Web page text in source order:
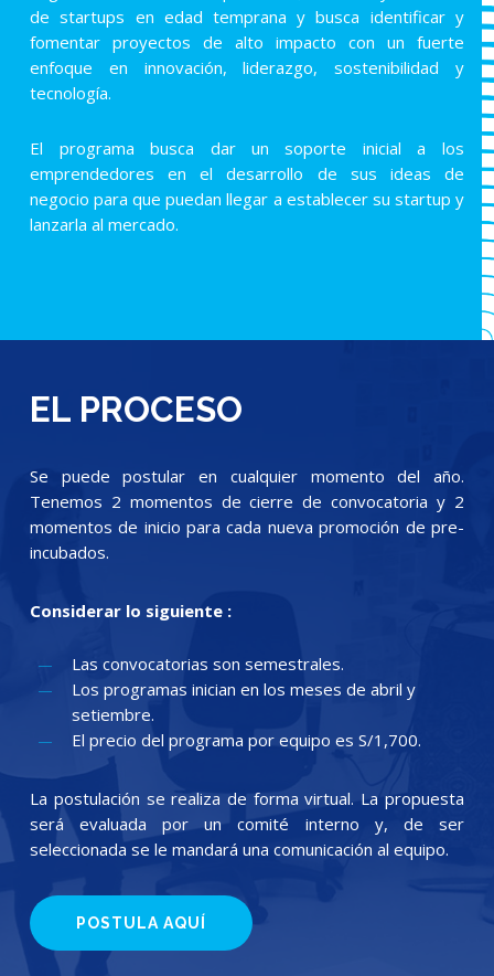
de startups en edad temprana y busca identificar y
fomentar proyectos de alto impacto con un fuerte
enfoque en innovación, liderazgo, sostenibilidad y
tecnología.
El programa busca dar un soporte inicial a los
emprendedores en el desarrollo de sus ideas de
negocio para que puedan llegar a establecer su startup y
lanzarla al mercado.
EL PROCESO
Se puede postular en cualquier momento del año.
Tenemos 2 momentos de cierre de convocatoria y 2
momentos de inicio para cada nueva promoción de pre-
incubados.
Considerar lo siguiente :
Las convocatorias son semestrales.
Los programas inician en los meses de abril y
setiembre.
El precio del programa por equipo es S/1,700.
La postulación se realiza de forma virtual. La propuesta
será evaluada por un comité interno y, de ser
seleccionada se le mandará una comunicación al equipo.
POSTULA AQUÍ